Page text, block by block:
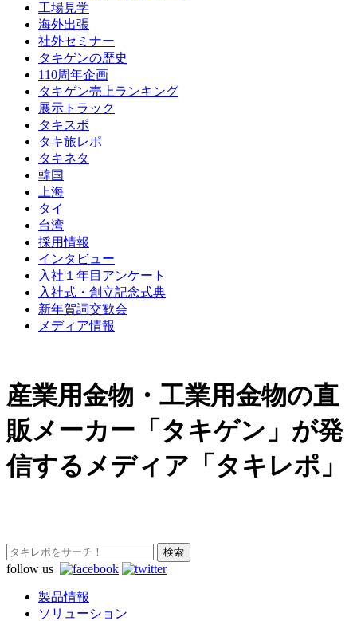
工場見学
海外出張
社外セミナー
タキゲンの歴史
110周年企画
タキゲン売上ランキング
展示トラック
タキスポ
タキ旅レポ
タキネタ
韓国
上海
タイ
台湾
採用情報
インタビュー
入社１年目アンケート
入社式・創立記念式典
新年賀詞交歓会
メディア情報
産業用金物・工業用金物の直
販メーカー「タキゲン」が発
信するメディア「タキレポ」
follow us
製品情報
ソリューション